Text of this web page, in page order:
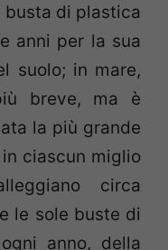
busta di plastica
anni per la sua
suolo; in mare,
breve, ma è
la più grande
ciascun miglio
circa
le sole buste di
anno, della